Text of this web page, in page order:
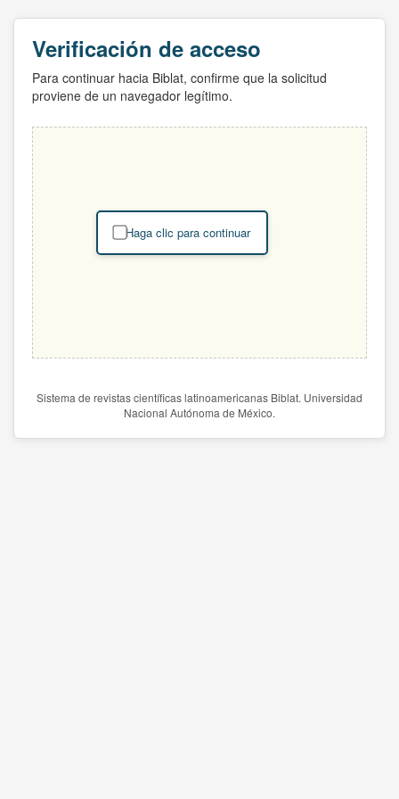
Verificación de acceso
Para continuar hacia Biblat, confirme que la solicitud
proviene de un navegador legítimo.
Haga clic para continuar
Sistema de revistas científicas latinoamericanas Biblat. Universidad
Nacional Autónoma de México.